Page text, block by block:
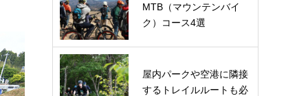
MTB（マウンテンバイ
ク）コース4選
屋内パークや空港に隣接
するトレイルルートも必